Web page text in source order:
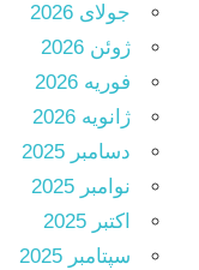
جولای 2026
ژوئن 2026
فوریه 2026
ژانویه 2026
دسامبر 2025
نوامبر 2025
اکتبر 2025
سپتامبر 2025